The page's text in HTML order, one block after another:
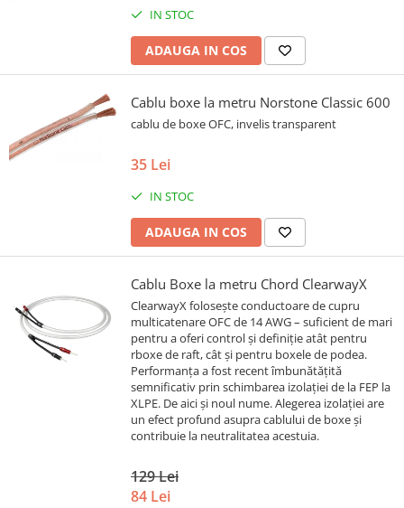
IN STOC
ADAUGA IN COS
Cablu boxe la metru Norstone Classic 600
cablu de boxe OFC, invelis transparent
35 Lei
IN STOC
ADAUGA IN COS
Cablu Boxe la metru Chord ClearwayX
ClearwayX folosește conductoare de cupru
multicatenare OFC de 14 AWG – suficient de mari
pentru a oferi control și definiție atât pentru
rboxe de raft, cât și pentru boxele de podea.
Performanța a fost recent îmbunătățită
semnificativ prin schimbarea izolației de la FEP la
XLPE. De aici și noul nume. Alegerea izolației are
un efect profund asupra cablului de boxe și
contribuie la neutralitatea acestuia.
129 Lei
84 Lei